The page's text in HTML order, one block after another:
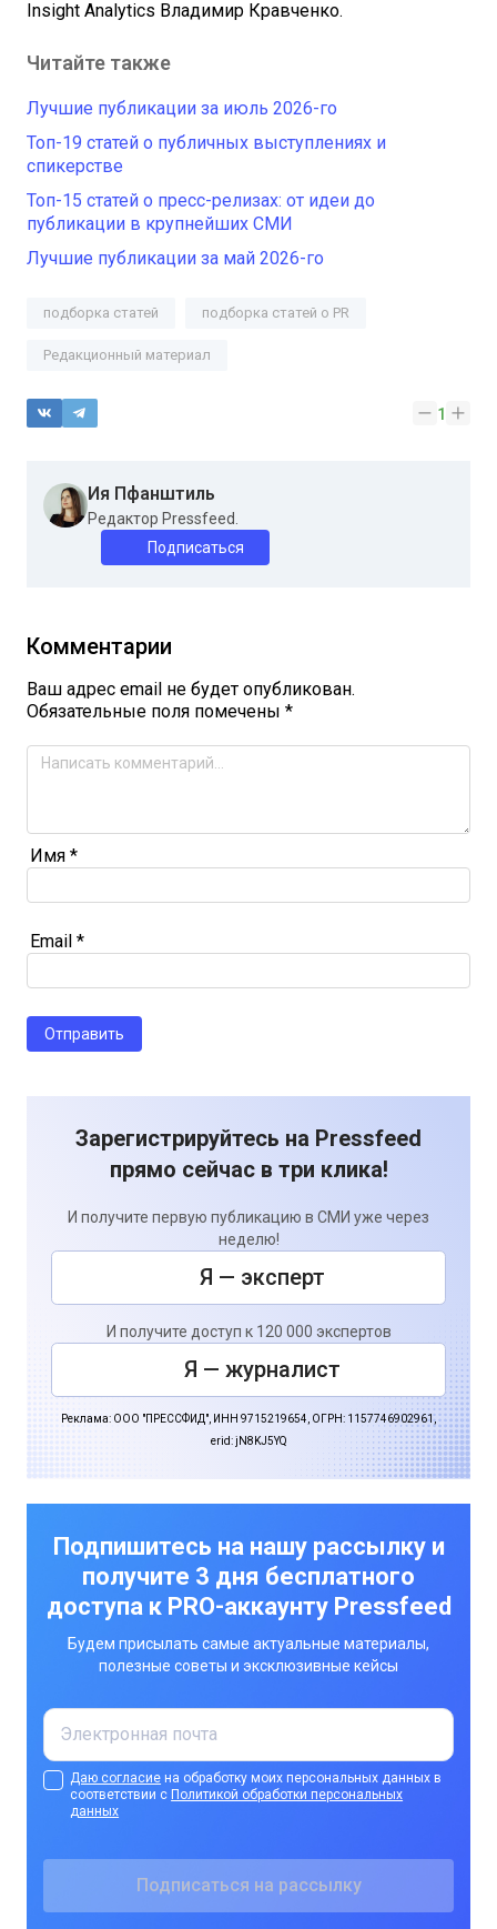
Insight Analytics Владимир Кравченко.
Читайте также
Лучшие публикации за июль 2026-го
Топ-19 статей о публичных выступлениях и
спикерстве
Топ-15 статей о пресс-релизах: от идеи до
публикации в крупнейших СМИ
Лучшие публикации за май 2026-го
подборка статей подборка статей о PR
Редакционный материал
1
Ия Пфанштиль
Редактор Pressfeed.
Подписаться
Комментарии
Ваш адрес email не будет опубликован.
Обязательные поля помечены *
Имя *
Email *
Зарегистрируйтесь на Pressfeed
прямо сейчас в три клика!
И получите первую публикацию в СМИ уже через
неделю!
Я — эксперт
И получите доступ к 120 000 экспертов
Я — журналист
Реклама: ООО "ПРЕССФИД", ИНН 9715219654, ОГРН: 1157746902961,
erid: jN8KJ5YQ
Подпишитесь на нашу рассылку и
получите 3 дня бесплатного
доступа к PRO-аккаунту Pressfeed
Будем присылать самые актуальные материалы,
полезные советы и эксклюзивные кейсы
Даю согласие на обработку моих персональных данных в
соответствии с Политикой обработки персональных
данных